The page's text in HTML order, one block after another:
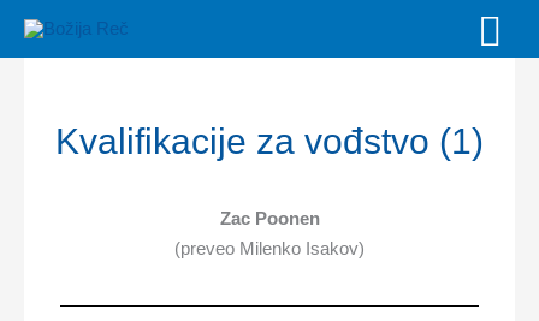
Kvalifikacije za vođstvo (1)
Zac Poonen
(preveo Milenko Isakov)